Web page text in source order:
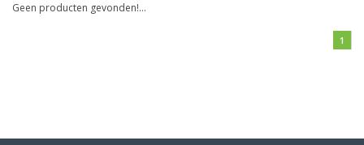
Geen producten gevonden!...
1